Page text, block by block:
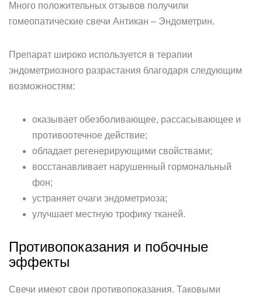
Много положительных отзывов получили
гомеопатические свечи Антикан – Эндометрин.
Препарат широко используется в терапии
эндометриозного разрастания благодаря следующим
возможностям:
оказывает обезболивающее, рассасывающее и
противоотечное действие;
обладает регенерирующими свойствами;
восстанавливает нарушенный гормональный
фон;
устраняет очаги эндометриоза;
улучшает местную трофику тканей.
Противопоказания и побочные
эффекты
Свечи имеют свои противопоказания. Таковыми